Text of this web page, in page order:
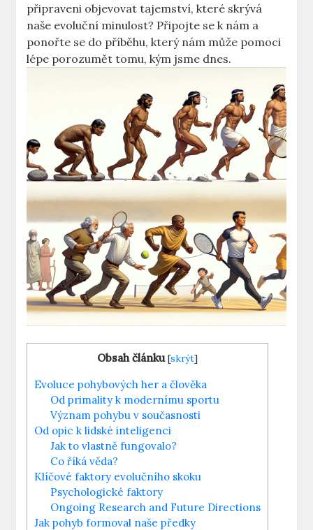
připraveni objevovat tajemství, které skrývá
naše evoluční minulost? Připojte se k nám a
ponořte se do příběhu, který nám může pomoci
lépe porozumět tomu, kým jsme dnes.
Obsah článku [skrýt]
Evoluce pohybových her a člověka
Od primality k modernímu sportu
Význam pohybu v současnosti
Od opic k lidské inteligenci
Jak to vlastně fungovalo?
Co říká věda?
Klíčové faktory evolučního skoku
Psychologické faktory
Ongoing Research and Future Directions
Jak pohyb formoval naše předky